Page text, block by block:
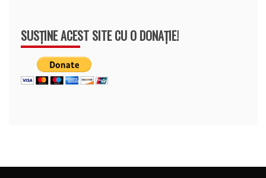
SUSȚINE ACEST SITE CU O DONAȚIE!